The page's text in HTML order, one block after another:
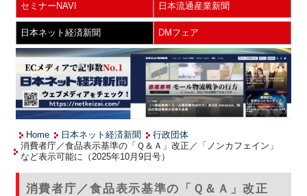
セミナーNAVI 日本流通産業新聞
日本ネット経済新聞 DMフェア
Home 日本ネット経済新聞
行政団体
消費者庁／食品表示基準の「Ｑ＆Ａ」改正／「ノンカフェイン」
など表示可能に（2025年10月9日号）
消費者庁／食品表示基準の「Ｑ＆Ａ」改正